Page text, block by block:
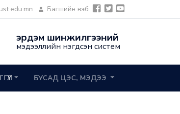
Багшийн вэб
эрдэм шинжилгээний
мэдээллийн нэгдсэн систем
БУСАД ЦЭС, МЭДЭЭ